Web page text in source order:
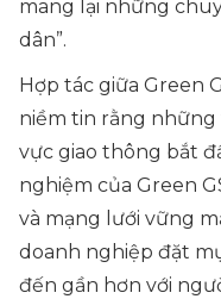
mang lại những
dân”.
Hợp tác giữa Green
niềm tin rằng
vực giao thông bắt
nghiệm của Green
và mạng lưới vững
doanh nghiệp đặt
đến gần hơn với